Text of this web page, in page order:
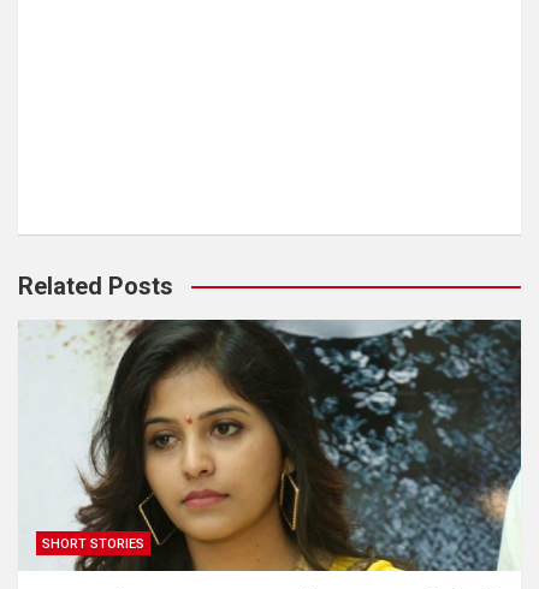
Related Posts
SHORT STORIES